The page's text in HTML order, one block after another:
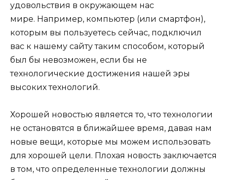
удовольствия в окружающем нас
мире. Например, компьютер (или смартфон),
которым вы пользуетесь сейчас, подключил
вас к нашему сайту таким способом, который
был бы невозможен, если бы не
технологические достижения нашей эры
высоких технологий.
Хорошей новостью является то, что технологии
не остановятся в ближайшее время, давая нам
новые вещи, которые мы можем использовать
для хорошей цели. Плохая новость заключается
в том, что определенные технологии должны